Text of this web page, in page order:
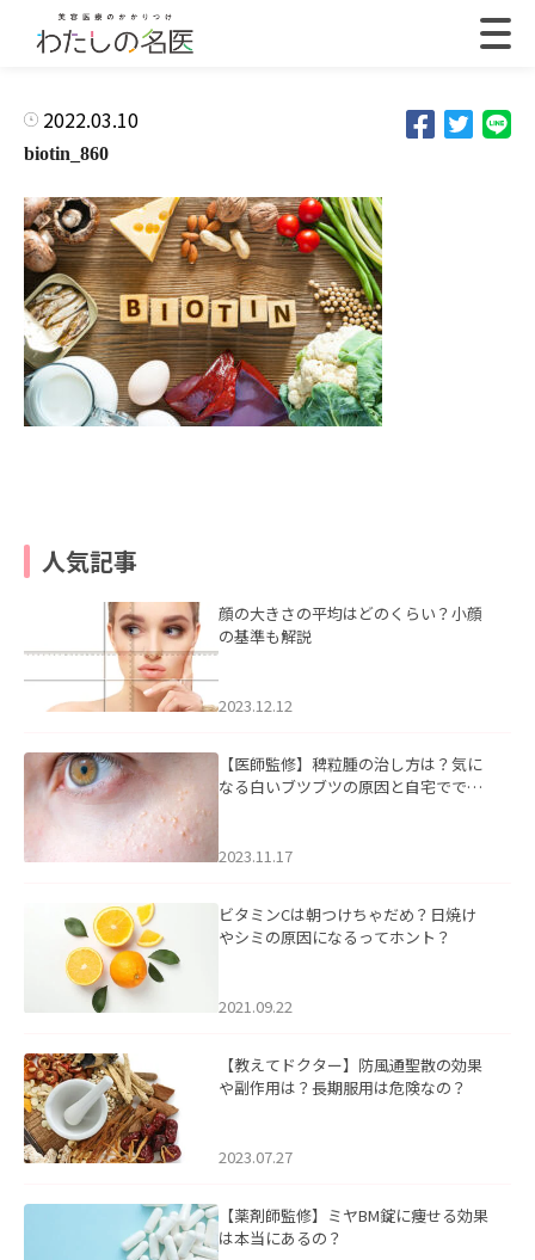
2022.03.10
biotin_860
人気記事
顔の大きさの平均はどのくらい？小顔
の基準も解説
2023.12.12
【医師監修】稗粒腫の治し方は？気に
なる白いブツブツの原因と自宅ででき
2023.11.17
ビタミンCは朝つけちゃだめ？日焼け
やシミの原因になるってホント？
2021.09.22
【教えてドクター】防風通聖散の効果
や副作用は？長期服用は危険なの？
2023.07.27
【薬剤師監修】ミヤBM錠に痩せる効果
は本当にあるの？